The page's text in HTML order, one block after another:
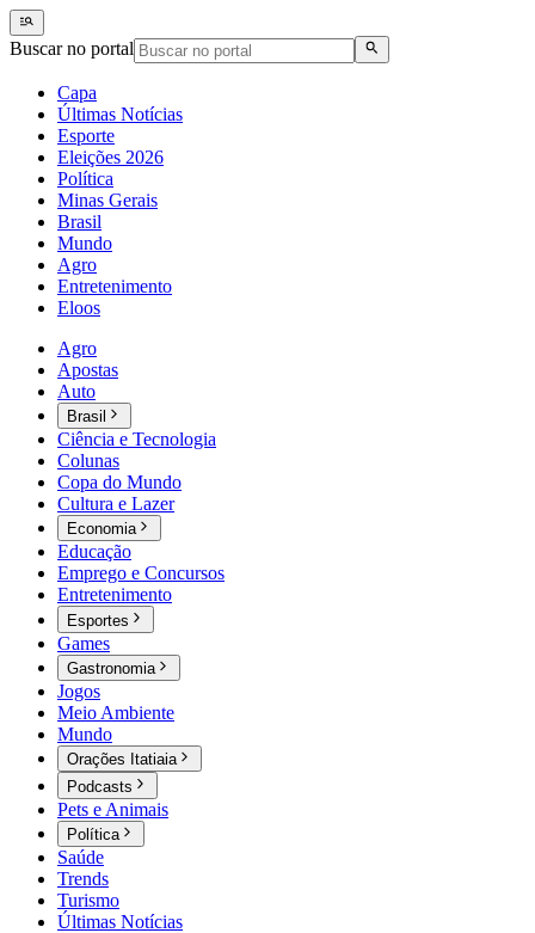
Buscar no portal
Capa
Últimas Notícias
Esporte
Eleições 2026
Política
Minas Gerais
Brasil
Mundo
Agro
Entretenimento
Eloos
Agro
Apostas
Auto
Brasil
Ciência e Tecnologia
Colunas
Copa do Mundo
Cultura e Lazer
Economia
Educação
Emprego e Concursos
Entretenimento
Esportes
Games
Gastronomia
Jogos
Meio Ambiente
Mundo
Orações Itatiaia
Podcasts
Pets e Animais
Política
Saúde
Trends
Turismo
Últimas Notícias